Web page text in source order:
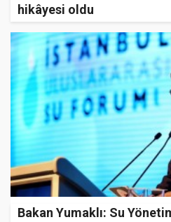
hikâyesi oldu
Bakan Yumaklı: Su